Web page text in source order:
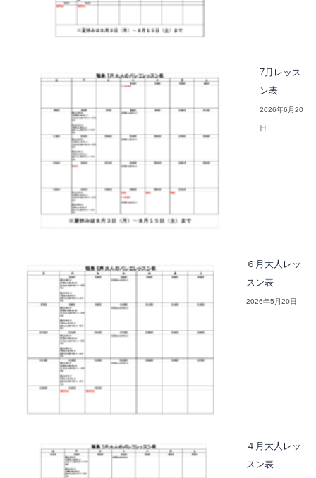
7月レッス
ン表
2026年6月20
日
６月大人レッ
スン表
2026年5月20日
４月大人レッ
スン表